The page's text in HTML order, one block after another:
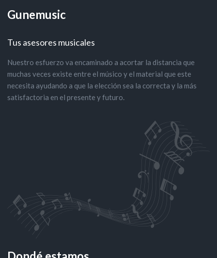
Gunemusic
Tus asesores musicales
Nuestro esfuerzo va encaminado a acortar la distancia que
muchas veces existe entre el músico y el material que este
necesita ayudando a que la elección sea la correcta y la más
satisfactoria en el presente y futuro.